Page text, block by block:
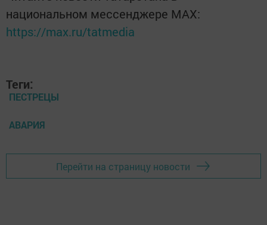
национальном мессенджере MАХ:
https://max.ru/tatmedia
Теги:
ПЕСТРЕЦЫ
АВАРИЯ
Перейти на страницу новости